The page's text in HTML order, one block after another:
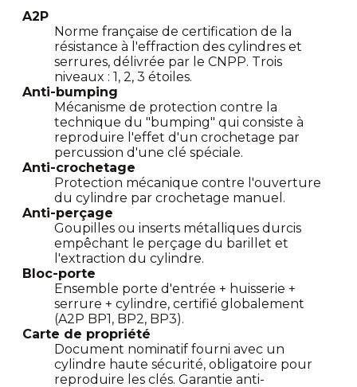
A2P
Norme française de certification de la
résistance à l'effraction des cylindres et
serrures, délivrée par le CNPP. Trois
niveaux : 1, 2, 3 étoiles.
Anti-bumping
Mécanisme de protection contre la
technique du "bumping" qui consiste à
reproduire l'effet d'un crochetage par
percussion d'une clé spéciale.
Anti-crochetage
Protection mécanique contre l'ouverture
du cylindre par crochetage manuel.
Anti-perçage
Goupilles ou inserts métalliques durcis
empêchant le perçage du barillet et
l'extraction du cylindre.
Bloc-porte
Ensemble porte d'entrée + huisserie +
serrure + cylindre, certifié globalement
(A2P BP1, BP2, BP3).
Carte de propriété
Document nominatif fourni avec un
cylindre haute sécurité, obligatoire pour
reproduire les clés. Garantie anti-